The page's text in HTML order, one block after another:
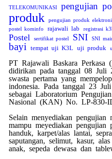
TELEKOMUNIKASI pengujian
produk
pengujian produk
postel kominfo
rajawali lab registrasi k3l
Postel
sertifikat postel SNI SNI
bayi
tempat uji K3L uji produk
PT Rajawali Baskara Perkasa
didirikan pada tanggal 08 Juli
swasta pertama yang
indonesia. Pada tanggal 23
sebagai Laboratorium
Nasional (KAN) No. LP-830-
Selain menyediakan
mampu meyediakan pengujian
handuk, karpet/alas lantai,
saputangan, selimut, kasur,
anak, sepeda dewasa dan